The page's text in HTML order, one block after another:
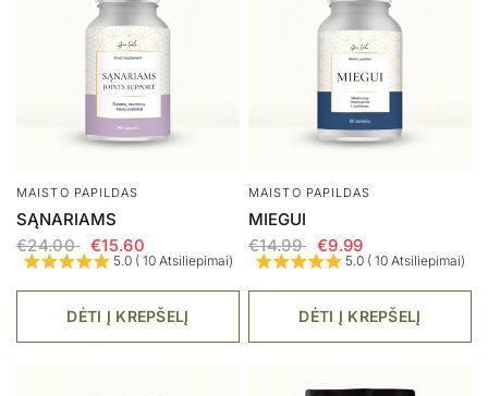
MAISTO PAPILDAS
SĄNARIAMS
€24.00
€15.60
5.0 ( 10 Atsiliepimai)
DĖTI Į KREPŠELĮ
MAISTO PAPILDAS
MIEGUI
€14.99
€9.99
5.0 ( 10 Atsiliepimai)
DĖTI Į KREPŠELĮ